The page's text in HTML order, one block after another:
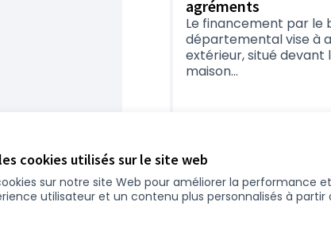
cookies utilisés sur le site web
sur notre site Web pour améliorer la performance
utilisateur et un contenu plus personnalisés à partir
agréments
Le financement par
départemental vise à
extérieur, situé devant
maison...
4-Délégation pays de
16 492 €